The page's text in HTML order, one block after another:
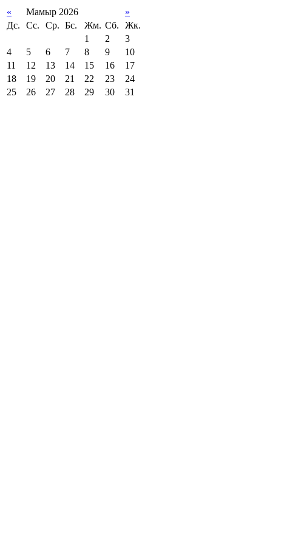
« Мамыр 2026
»
Дс.
Сс. Ср. Бс. Жм. Сб.
Жк.
1
2
3
4
5 6 7 8 9
10
11
12 13 14 15 16
17
18
19 20 21 22 23
24
25
26 27 28 29 30 31